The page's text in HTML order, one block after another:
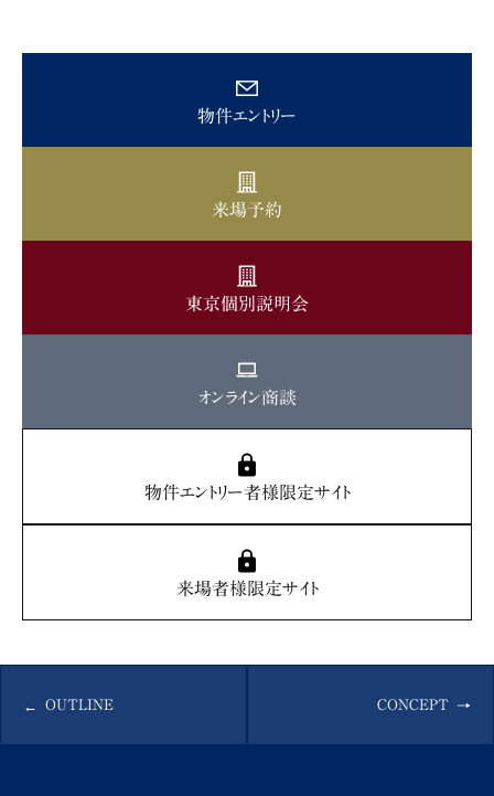
物件エントリー
来場予約
東京個別説明会
オンライン商談
物件エントリー者様限定サイト
来場者様限定サイト
OUTLINE CONCEPT